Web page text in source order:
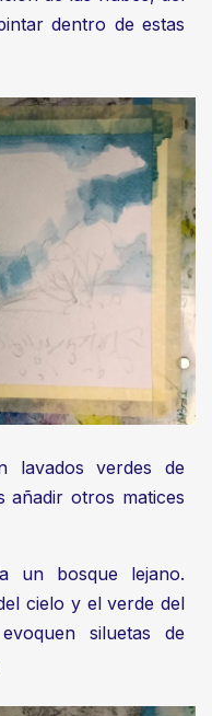
dentro de estas
lavados verdes de
añadir otros matices
un bosque lejano.
cielo y el verde del
siluetas de